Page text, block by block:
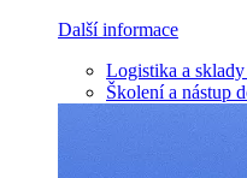
Další informace
Logistika a sklady
Školení a nástup